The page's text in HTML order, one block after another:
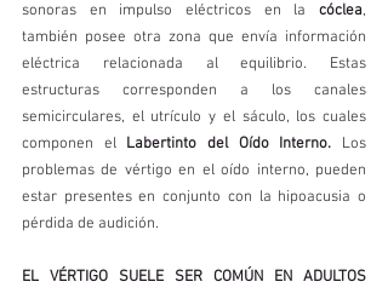
sonoras en impulso eléctricos en la cóclea,
también posee otra zona que envía información
eléctrica relacionada al equilibrio. Estas
estructuras corresponden a los canales
semicirculares, el utrículo y el sáculo, los cuales
componen el Labertinto del Oído Interno. Los
problemas de vértigo en el oído interno, pueden
estar presentes en conjunto con la hipoacusia o
pérdida de audición.
EL VÉRTIGO SUELE SER COMÚN EN ADULTOS